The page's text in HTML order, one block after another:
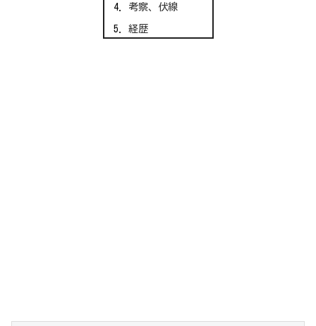
考察、伏線
経歴